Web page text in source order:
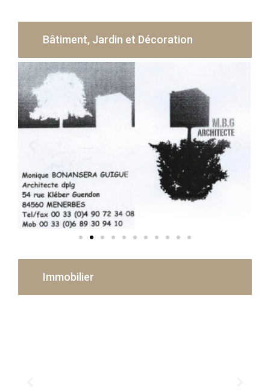
Bâtiment, Jardin et Décoration
Immobilier